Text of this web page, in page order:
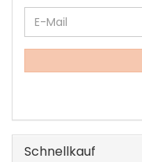
WEITER
ZUR
NEWSLETTER-
E-
Mail
Schnellkauf